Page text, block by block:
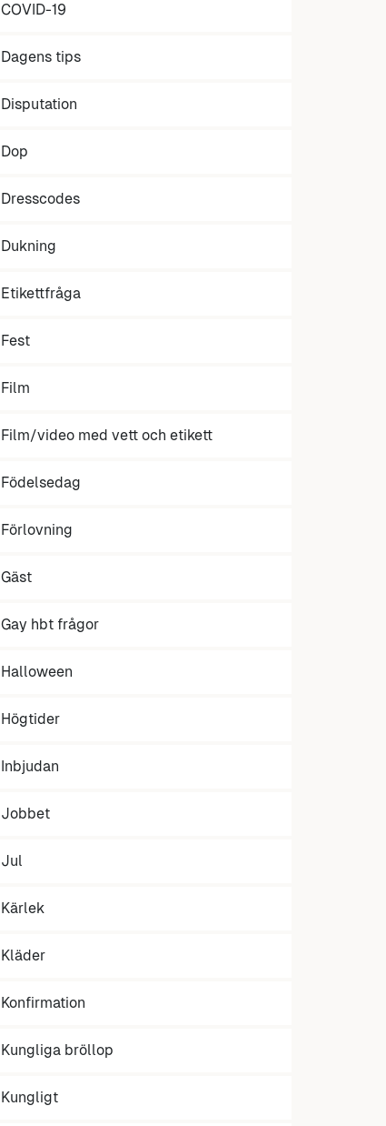
COVID-19
Dagens tips
Disputation
Dop
Dresscodes
Dukning
Etikettfråga
Fest
Film
Film/video med vett och etikett
Födelsedag
Förlovning
Gäst
Gay hbt frågor
Halloween
Högtider
Inbjudan
Jobbet
Jul
Kärlek
Kläder
Konfirmation
Kungliga bröllop
Kungligt